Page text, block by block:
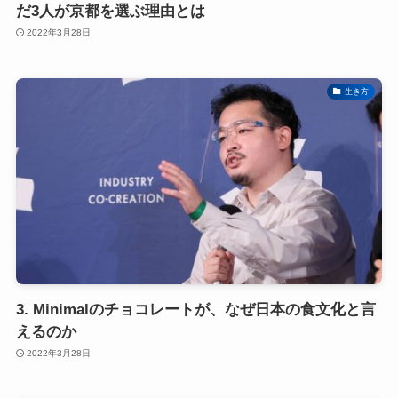
だ3人が京都を選ぶ理由とは
2022年3月28日
生き方
3. Minimalのチョコレートが、なぜ日本の食文化と言
えるのか
2022年3月28日